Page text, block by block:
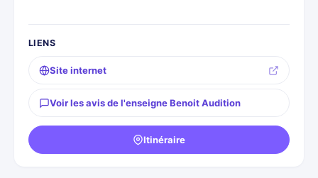
LIENS
Site internet
Voir les avis de l'enseigne Benoit Audition
Itinéraire